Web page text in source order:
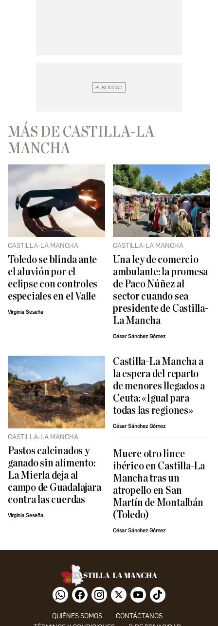
MÁS DE CASTILLA-LA
MANCHA
CASTILLA-LA MANCHA
Toledo se blinda ante
el aluvión por el
eclipse con controles
especiales en el Valle
Virginia Seseña
CASTILLA-LA MANCHA
Una ley de comercio
ambulante: la promesa
de Paco Núñez al
sector cuando sea
presidente de Castilla-
La Mancha
César Sánchez Gómez
CASTILLA-LA MANCHA
Pastos calcinados y
ganado sin alimento:
La Mierla deja al
campo de Guadalajara
contra las cuerdas
Virginia Seseña
Castilla-La Mancha a
la espera del reparto
de menores llegados a
Ceuta: «Igual para
todas las regiones»
César Sánchez Gómez
Muere otro lince
ibérico en Castilla-La
Mancha tras un
atropello en San
Martín de Montalbán
(Toledo)
César Sánchez Gómez
QUIÉNES SOMOS
CONTÁCTANOS